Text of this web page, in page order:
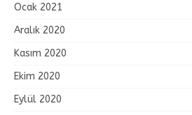
Ocak 2021
Aralık 2020
Kasım 2020
Ekim 2020
Eylül 2020